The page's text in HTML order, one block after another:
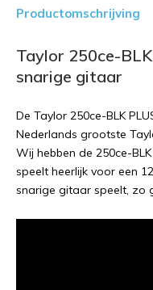
Productomschrijving
Taylor 250ce-
snarige gitaar
De Taylor 250ce-BLK
Nederlands grootste
Wij hebben de 250ce-
speelt heerlijk voor een
snarige gitaar speelt, zo